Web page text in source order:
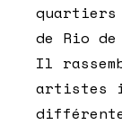
quartiers
de Rio
Il
artistes